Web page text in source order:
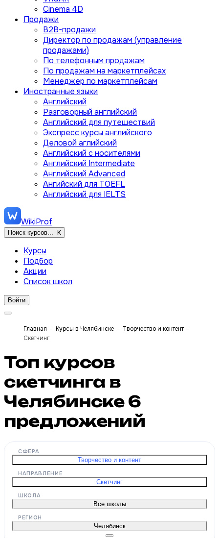
Cinema 4D
Продажи
B2B-продажи
Директор по продажам (управление
продажами)
По телефонным продажам
По продажам на маркетплейсах
Менеджер по маркетплейсам
Иностранные языки
Английский
Разговорный английский
Английский для путешествий
Экспресс курсы английского
Деловой аглийский
Английский с носителями
Английский Intermediate
Английский Advanced
Ангийский для TOEFL
Английский для IELTS
WikiProf
Поиск курсов... K
Курсы
Подбор
Акции
Список школ
Войти
Главная Курсы в Челябинске
Творчество и контент
Скетчинг
Топ курсов
скетчинга в
Челябинске 6
предложений
СФЕРА
Творчество и контент
НАПРАВЛЕНИЕ
Скетчинг
ШКОЛА
Все школы
РЕГИОН
Челябинск